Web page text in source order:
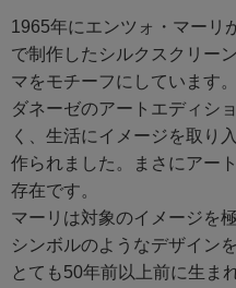
1965年にエンツォ・マーリ
で制作したシルクスクリー
マをモチーフにしています。
ダネーゼのアートエディシ
く、生活にイメージを取り
作られました。まさにアー
存在です。
マーリは対象のイメージを
シンボルのようなデザイン
とても50年前以上前に生ま